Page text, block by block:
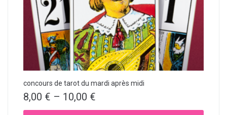
concours de tarot du mardi après midi
8,00 € – 10,00 €